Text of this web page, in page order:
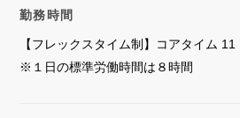
勤務時間
【フレックスタイム制】コアタイム
※１日の標準労働時間は８時間